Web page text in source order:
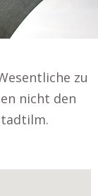
zu
nicht den